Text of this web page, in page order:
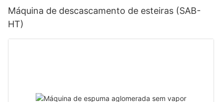
Máquina de descascamento de esteiras (SAB-
HT)